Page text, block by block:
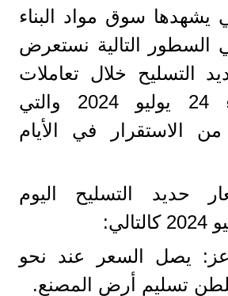
يشهدها سوق مواد البناء
التالية نستعرض
التسليح خلال تعاملات
اليوم الأربعاء 24 يوليو 2024 والتي
الاستقرار في الأيام
حديد التسليح اليوم
يصل السعر عند نحو